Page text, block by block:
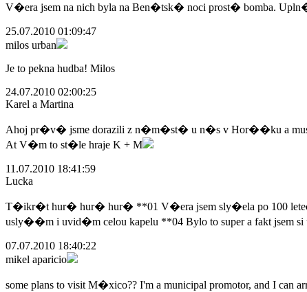
V�era jsem na nich byla na Ben�tsk� noci prost� bomba.
25.07.2010 01:09:47
milos urban
Je to pekna hudba! Milos
24.07.2010 02:00:25
Karel a Martina
Ahoj pr�v� jsme dorazili z n�m�st� u n�s v Hor��ku a
At V�m to st�le hraje K + M
11.07.2010 18:41:59
Lucka
T�ikr�t hur� hur� hur� **01 V�era jsem sly�ela po 100
usly��m i uvid�m celou kapelu **04 Bylo to super a fakt jsem
07.07.2010 18:40:22
mikel aparicio
some plans to visit M�xico?? I'm a municipal promotor, and I can